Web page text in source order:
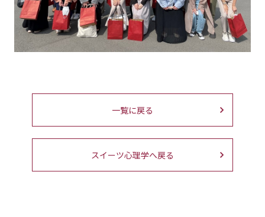
一覧に戻る
スイーツ心理学へ戻る